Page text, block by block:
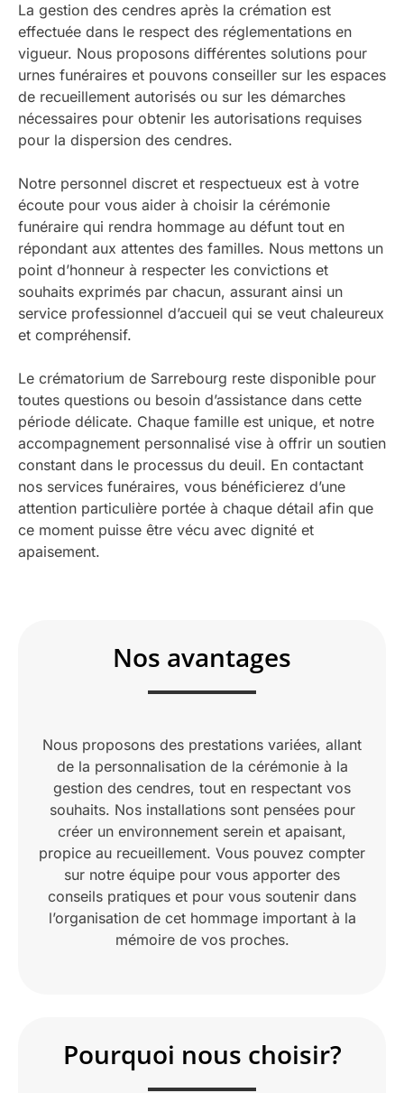
La gestion des cendres après la crémation est
effectuée dans le respect des réglementations en
vigueur. Nous proposons différentes solutions pour
urnes funéraires et pouvons conseiller sur les espaces
de recueillement autorisés ou sur les démarches
nécessaires pour obtenir les autorisations requises
pour la dispersion des cendres.
Notre personnel discret et respectueux est à votre
écoute pour vous aider à choisir la cérémonie
funéraire qui rendra hommage au défunt tout en
répondant aux attentes des familles. Nous mettons un
point d’honneur à respecter les convictions et
souhaits exprimés par chacun, assurant ainsi un
service professionnel d’accueil qui se veut chaleureux
et compréhensif.
Le crématorium de Sarrebourg reste disponible pour
toutes questions ou besoin d’assistance dans cette
période délicate. Chaque famille est unique, et notre
accompagnement personnalisé vise à offrir un soutien
constant dans le processus du deuil. En contactant
nos services funéraires, vous bénéficierez d’une
attention particulière portée à chaque détail afin que
ce moment puisse être vécu avec dignité et
apaisement.
Nos avantages
Nous proposons des prestations variées, allant
de la personnalisation de la cérémonie à la
gestion des cendres, tout en respectant vos
souhaits. Nos installations sont pensées pour
créer un environnement serein et apaisant,
propice au recueillement. Vous pouvez compter
sur notre équipe pour vous apporter des
conseils pratiques et pour vous soutenir dans
l’organisation de cet hommage important à la
mémoire de vos proches.
Pourquoi nous choisir?